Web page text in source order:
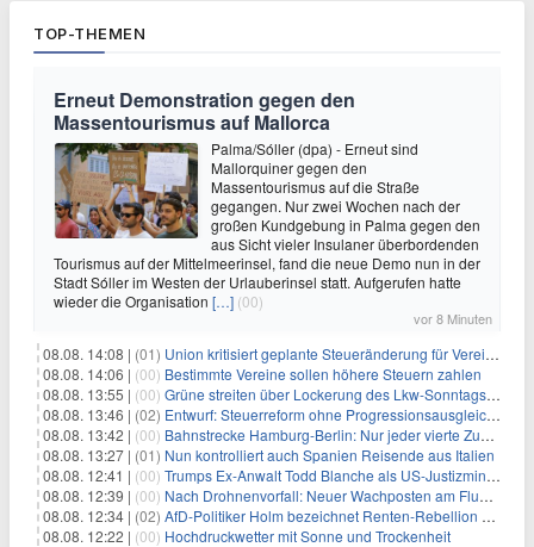
TOP-THEMEN
Erneut Demonstration gegen den
Massentourismus auf Mallorca
Palma/Sóller (dpa) - Erneut sind
Mallorquiner gegen den
Massentourismus auf die Straße
gegangen. Nur zwei Wochen nach der
großen Kundgebung in Palma gegen den
aus Sicht vieler Insulaner überbordenden
Tourismus auf der Mittelmeerinsel, fand die neue Demo nun in der
Stadt Sóller im Westen der Urlauberinsel statt. Aufgerufen hatte
wieder die Organisation […] (00)
vor 8 Minuten
08.08. 14:08 | (01) Union kritisiert geplante Steueränderung für Vereine
08.08. 14:06 | (00) Bestimmte Vereine sollen höhere Steuern zahlen
08.08. 13:55 | (00) Grüne streiten über Lockerung des Lkw-Sonntagsfahrverbots
08.08. 13:46 | (02) Entwurf: Steuerreform ohne Progressionsausgleich geplant
08.08. 13:42 | (00) Bahnstrecke Hamburg-Berlin: Nur jeder vierte Zug pünktlich
08.08. 13:27 | (01) Nun kontrolliert auch Spanien Reisende aus Italien
08.08. 12:41 | (00) Trumps Ex-Anwalt Todd Blanche als US-Justizminister bestätigt
08.08. 12:39 | (00) Nach Drohnenvorfall: Neuer Wachposten am Flughafen
08.08. 12:34 | (02) AfD-Politiker Holm bezeichnet Renten-Rebellion als "Rollenspiel"
08.08. 12:22 | (00) Hochdruckwetter mit Sonne und Trockenheit